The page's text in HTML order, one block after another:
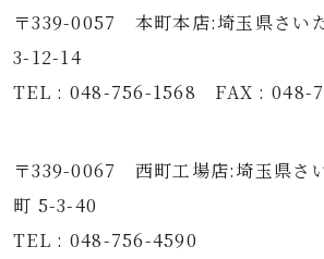
〒339-0057 本町本店:埼玉県さい
3-12-14
TEL : 048-756-1568 FAX : 048-
〒339-0067 西町工場店:埼玉県さ
町 5-3-40
TEL : 048-756-4590